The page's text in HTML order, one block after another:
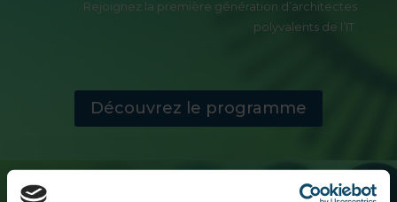
Rejoignez la première génération d’architectes
polyvalents de l’IT.
Découvrez le programme